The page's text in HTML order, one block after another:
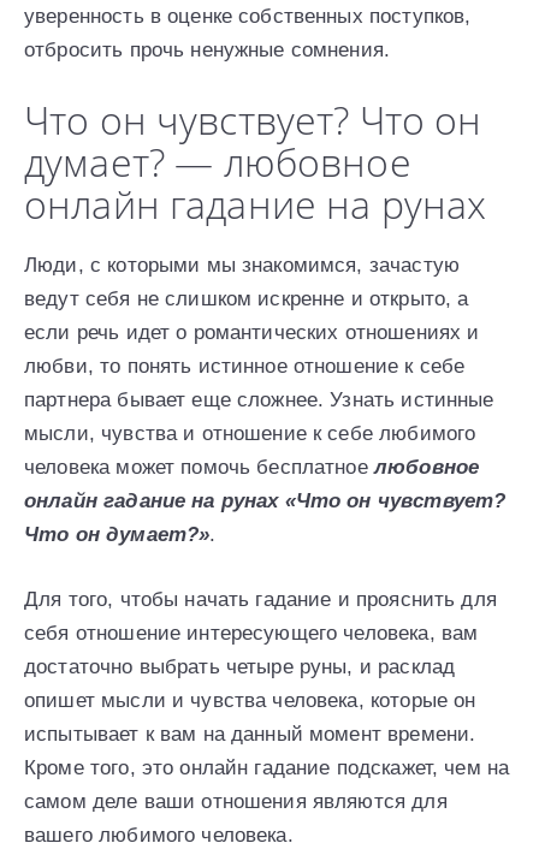
уверенность в оценке собственных поступков,
отбросить прочь ненужные сомнения.
Что он чувствует? Что он
думает? — любовное
онлайн гадание на рунах
Люди, с которыми мы знакомимся, зачастую
ведут себя не слишком искренне и открыто, а
если речь идет о романтических отношениях и
любви, то понять истинное отношение к себе
партнера бывает еще сложнее. Узнать истинные
мысли, чувства и отношение к себе любимого
человека может помочь бесплатноелюбовное
онлайн гадание на рунах «Что он чувствует?
Что он думает?».
Для того, чтобы начать гадание и прояснить для
себя отношение интересующего человека, вам
достаточно выбрать четыре руны, и расклад
опишет мысли и чувства человека, которые он
испытывает к вам на данный момент времени.
Кроме того, это онлайн гадание подскажет, чем на
самом деле ваши отношения являются для
вашего любимого человека.